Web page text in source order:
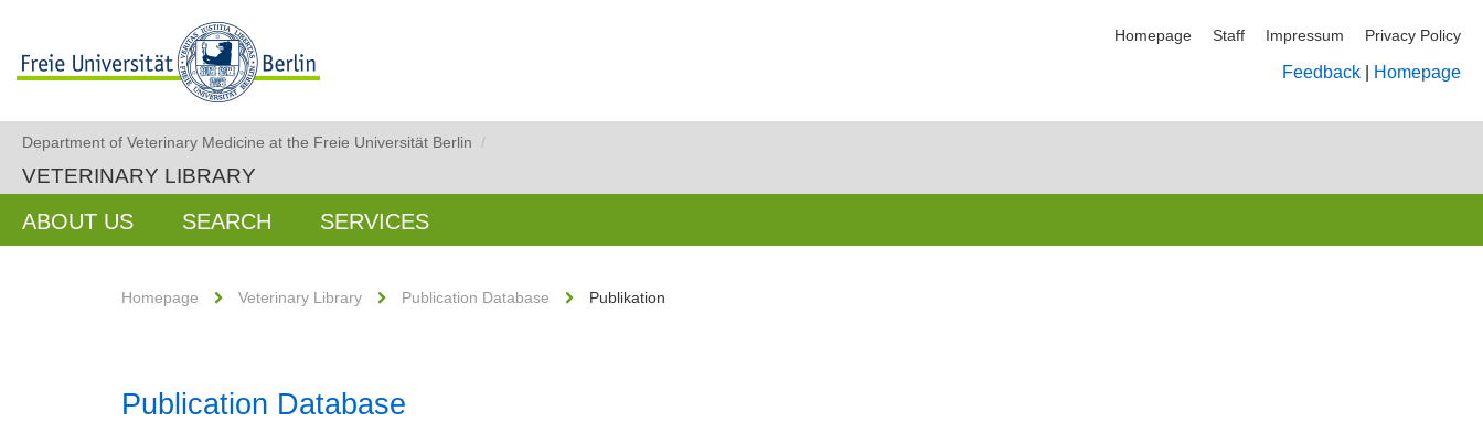
Homepage Staff Impressum Privacy Policy
Feedback Homepage
Department of Veterinary Medicine at the Freie Universität Berlin /
VETERINARY LIBRARY
ABOUT US SEARCH SERVICES
Homepage Veterinary Library Publication Database Publikation
Publication Database